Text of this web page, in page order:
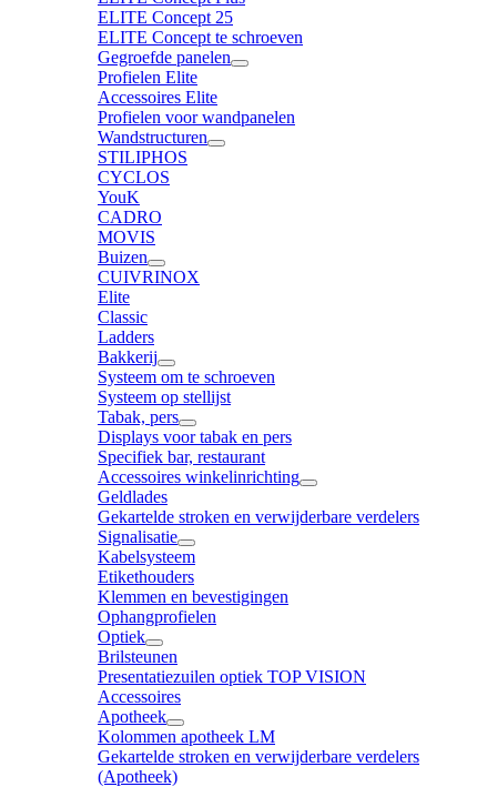
ELITE Concept 25
ELITE Concept te schroeven
Gegroefde panelen
Profielen Elite
Accessoires Elite
Profielen voor wandpanelen
Wandstructuren
STILIPHOS
CYCLOS
YouK
CADRO
MOVIS
Buizen
CUIVRINOX
Elite
Classic
Ladders
Bakkerij
Systeem om te schroeven
Systeem op stellijst
Tabak, pers
Displays voor tabak en pers
Specifiek bar, restaurant
Accessoires winkelinrichting
Geldlades
Gekartelde stroken en verwijderbare verdelers
Signalisatie
Kabelsysteem
Etikethouders
Klemmen en bevestigingen
Ophangprofielen
Optiek
Brilsteunen
Presentatiezuilen optiek TOP VISION
Accessoires
Apotheek
Kolommen apotheek LM
Gekartelde stroken en verwijderbare verdelers
(Apotheek)